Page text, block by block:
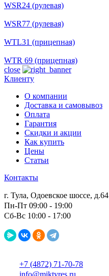
WSR24 (рулевая)
WSR77 (рулевая)
WTL31 (прицепная)
WTR 69 (прицепная)
close
Клиенту
О компании
Доставка и самовывоз
Оплата
Гарантия
Скидки и акции
Как купить
Цены
Статьи
Контакты
г. Тула, Одоевское шоссе, д.64
Пн-Пт 09:00 - 19:00
Сб-Вс 10:00 - 17:00
+7 (4872) 71-70-78
info@miktyres.ru